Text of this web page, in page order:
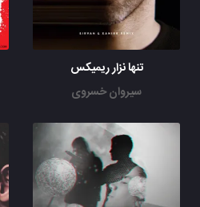
تنها نزار ریمیکس
سیروان خسروی